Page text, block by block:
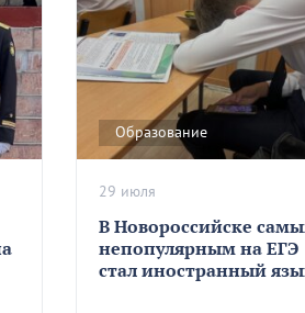
Образование
В Новороссийске
непопулярным на ЕГЭ
стал иностранный
29 июля